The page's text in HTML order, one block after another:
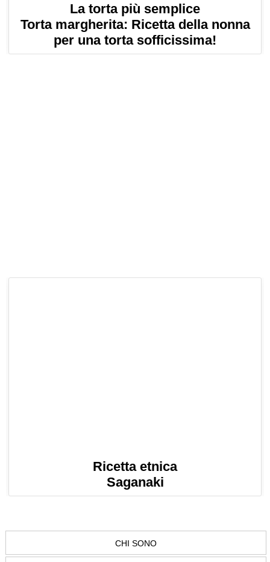
La torta più semplice
Torta margherita: Ricetta della nonna
per una torta sofficissima!
Ricetta etnica
Saganaki
CHI SONO